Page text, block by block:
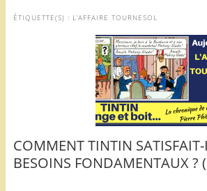
ÉTIQUETTE(S) : L’AFFAIRE TOURNESOL
COMMENT TINTIN SATISFAIT-
BESOINS FONDAMENTAUX ?